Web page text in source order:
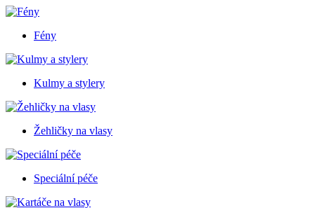
Fény
Kulmy a stylery
Žehličky na vlasy
Speciální péče